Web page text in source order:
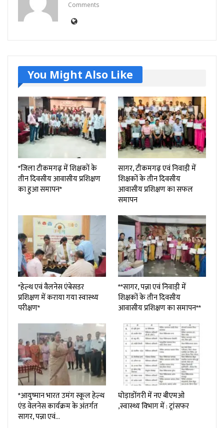
Comments
You Might Also Like
*जिला टीकमगढ़ में शिक्षकों के
तीन दिवसीय आवासीय प्रशिक्षण
का हुआ समापन*
सागर, टीकमगढ़ एवं निवाड़ी में
शिक्षकों के तीन दिवसीय
आवासीय प्रशिक्षण का सफल
समापन
*हेल्थ एवं वैलनेस एंबेसडर
प्रशिक्षण में कराया गया स्वास्थ्य
परीक्षण*
**सागर, पन्ना एवं निवाड़ी में
शिक्षकों के तीन दिवसीय
आवासीय प्रशिक्षण का समापन**
*आयुष्मान भारत उमंग स्कूल हेल्थ
एंड वेलनेस कार्यक्रम के अंतर्गत
सागर, पन्ना एवं…
घोड़ाडोंगरी में नए बीएमओ
,स्वास्थ्य विभाग में : ट्रांसफर